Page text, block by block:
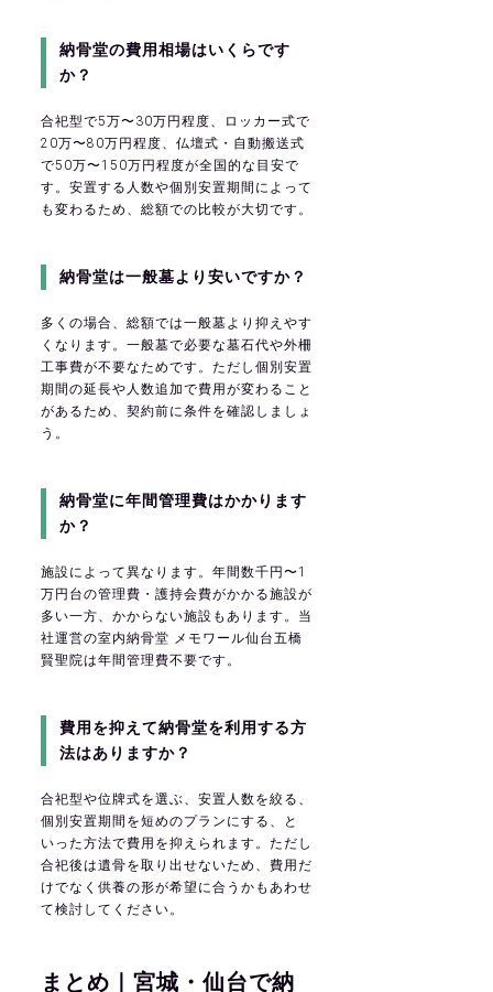
納骨堂の費用相場はいくらです
か？
合祀型で5万〜30万円程度、ロッカー式で
20万〜80万円程度、仏壇式・自動搬送式
で50万〜150万円程度が全国的な目安で
す。安置する人数や個別安置期間によって
も変わるため、総額での比較が大切です。
納骨堂は一般墓より安いですか？
多くの場合、総額では一般墓より抑えやす
くなります。一般墓で必要な墓石代や外柵
工事費が不要なためです。ただし個別安置
期間の延長や人数追加で費用が変わること
があるため、契約前に条件を確認しましょ
う。
納骨堂に年間管理費はかかります
か？
施設によって異なります。年間数千円〜1
万円台の管理費・護持会費がかかる施設が
多い一方、かからない施設もあります。当
社運営の室内納骨堂 メモワール仙台五橋
賢聖院は年間管理費不要です。
費用を抑えて納骨堂を利用する方
法はありますか？
合祀型や位牌式を選ぶ、安置人数を絞る、
個別安置期間を短めのプランにする、と
いった方法で費用を抑えられます。ただし
合祀後は遺骨を取り出せないため、費用だ
けでなく供養の形が希望に合うかもあわせ
て検討してください。
まとめ｜宮城・仙台で納